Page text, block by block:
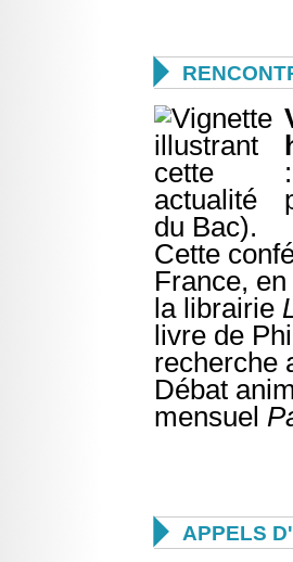

du Bac).
Cette
France,
la librairie
livre de
recherche
Débat
mensuel
 APPELS